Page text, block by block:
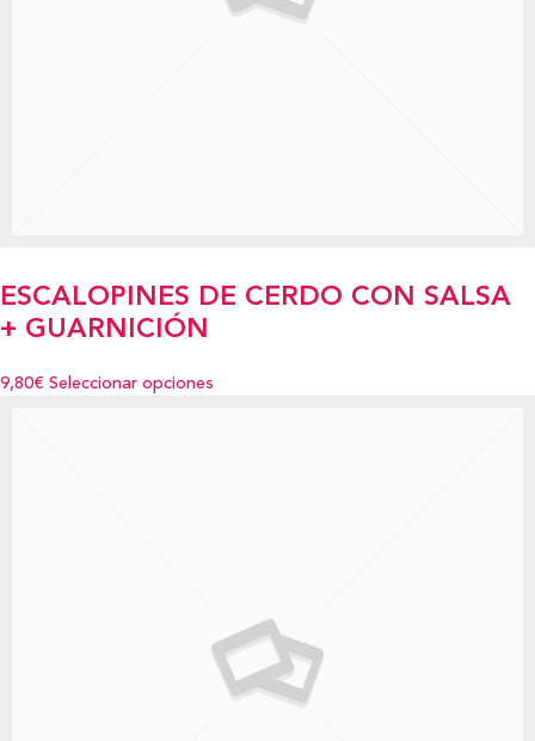
ESCALOPINES DE CERDO CON SALSA
+ GUARNICIÓN
9,80€ Seleccionar opciones